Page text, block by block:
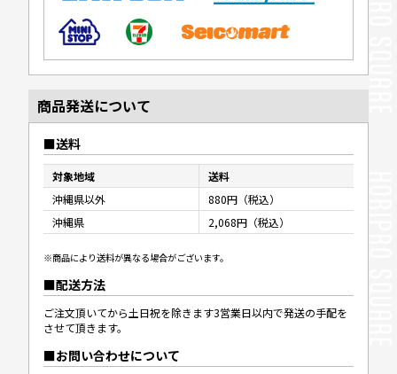
商品発送について
送料
対象地域
送料
沖縄県以外
880円（税込）
沖縄県
2,068円（税込）
※商品により送料が異なる場合がございます。
配送方法
ご注文頂いてから土日祝を除きます3営業日以内で発送の手配を
させて頂きます。
お問い合わせについて